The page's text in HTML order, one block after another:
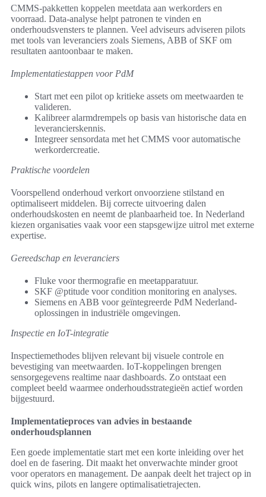
CMMS-pakketten koppelen meetdata aan werkorders en
voorraad. Data-analyse helpt patronen te vinden en
onderhoudsvensters te plannen. Veel adviseurs adviseren pilots
met tools van leveranciers zoals Siemens, ABB of SKF om
resultaten aantoonbaar te maken.
Implementatiestappen voor PdM
Start met een pilot op kritieke assets om meetwaarden te
valideren.
Kalibreer alarmdrempels op basis van historische data en
leverancierskennis.
Integreer sensordata met het CMMS voor automatische
werkordercreatie.
Praktische voordelen
Voorspellend onderhoud verkort onvoorziene stilstand en
optimaliseert middelen. Bij correcte uitvoering dalen
onderhoudskosten en neemt de planbaarheid toe. In Nederland
kiezen organisaties vaak voor een stapsgewijze uitrol met externe
expertise.
Gereedschap en leveranciers
Fluke voor thermografie en meetapparatuur.
SKF @ptitude voor condition monitoring en analyses.
Siemens en ABB voor geïntegreerde PdM Nederland-
oplossingen in industriële omgevingen.
Inspectie en IoT-integratie
Inspectiemethodes blijven relevant bij visuele controle en
bevestiging van meetwaarden. IoT-koppelingen brengen
sensorgegevens realtime naar dashboards. Zo ontstaat een
compleet beeld waarmee onderhoudsstrategieën actief worden
bijgestuurd.
Implementatieproces van advies in bestaande
onderhoudsplannen
Een goede implementatie start met een korte inleiding over het
doel en de fasering. Dit maakt het onverwachte minder groot
voor operators en management. De aanpak deelt het traject op in
quick wins, pilots en langere optimalisatietrajecten.